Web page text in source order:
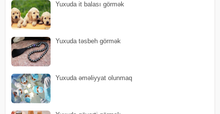
Yuxuda it balası görmək
Yuxuda təsbeh görmək
Yuxuda əməliyyat olunmaq